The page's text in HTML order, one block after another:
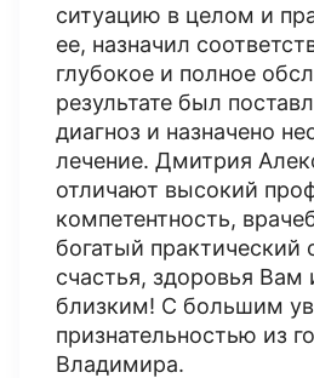
ситуацию в целом и
ее, назначил
глубокое и полное
результате был
диагноз и назначено
лечение. Дмитрия
отличают высокий
компетентность,
богатый практический
счастья, здоровья
близким! С большим
признательностью из
Владимира.